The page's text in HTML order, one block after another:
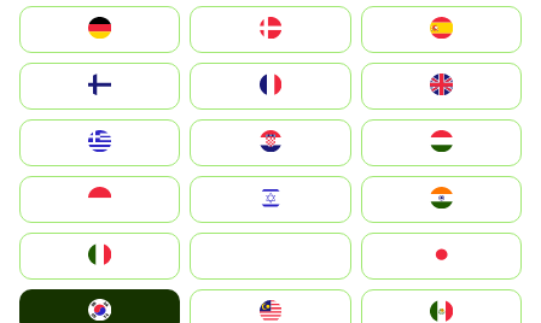
Deutschland
United Kingdom
Magyarország
South Korea